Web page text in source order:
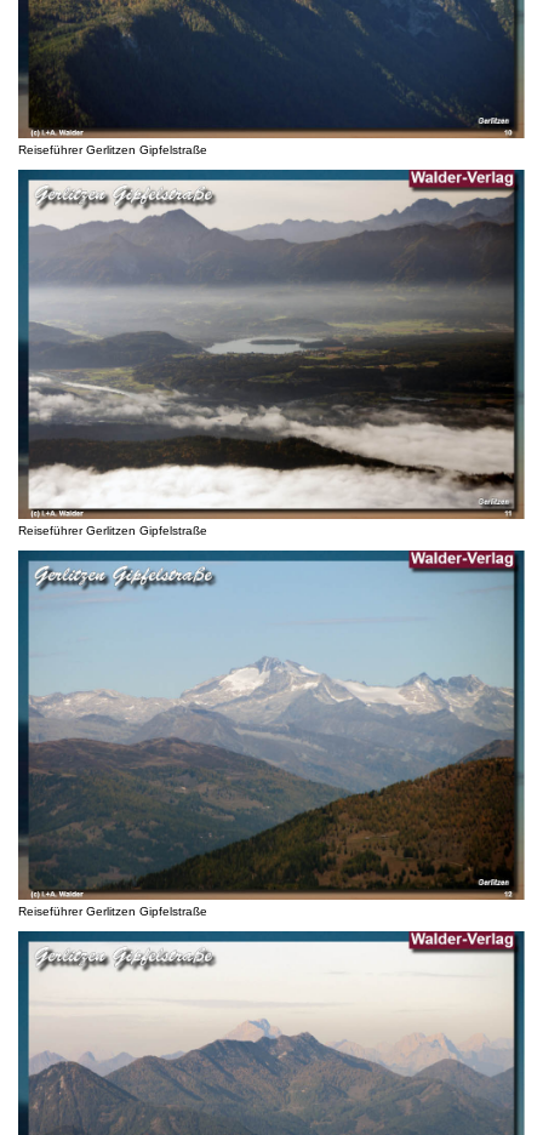
Reiseführer Gerlitzen Gipfelstraße
Reiseführer Gerlitzen Gipfelstraße
Reiseführer Gerlitzen Gipfelstraße